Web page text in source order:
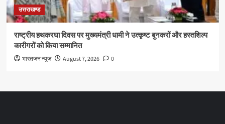
उत्तराखण्ड
राष्ट्रीय हथकरघा दिवस पर मुख्यमंत्री धामी ने उत्कृष्ट बुनकरों और हस्तशिल्प
कारीगरों को किया सम्मानित
भारतजन न्यूज़ August 7, 2026 0